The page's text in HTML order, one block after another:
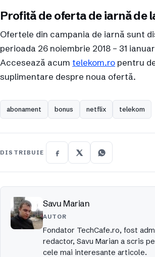
Profită de oferta de iarnă de
Ofertele din campania de iarnă sunt
perioada 26 noiembrie 2018 – 31
Accesează acum telekom.ro pentru
suplimentare despre noua ofertă.
abonament bonus netflix telekom
DISTRIBUIE
Savu Marian
AUTOR
Fondator TechCafe.ro, fost
redactor, Savu Marian a scris
cele mai interesante articole.